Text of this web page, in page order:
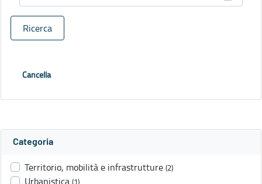
Ricerca
Cancella
Categoria
Territorio, mobilità e infrastrutture (2)
Urbanistica (1)